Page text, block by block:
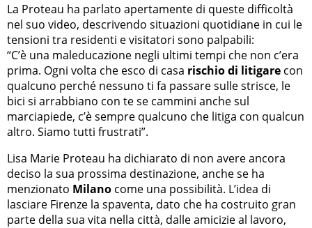
La Proteau ha parlato apertamente di queste difficoltà
nel suo video, descrivendo situazioni quotidiane in cui le
tensioni tra residenti e visitatori sono palpabili:
“C’è una maleducazione negli ultimi tempi che non c’era
prima. Ogni volta che esco di casa rischio di litigare con
qualcuno perché nessuno ti fa passare sulle strisce, le
bici si arrabbiano con te se cammini anche sul
marciapiede, c’è sempre qualcuno che litiga con qualcun
altro. Siamo tutti frustrati”.
Lisa Marie Proteau ha dichiarato di non avere ancora
deciso la sua prossima destinazione, anche se ha
menzionato Milano come una possibilità. L’idea di
lasciare Firenze la spaventa, dato che ha costruito gran
parte della sua vita nella città, dalle amicizie al lavoro,